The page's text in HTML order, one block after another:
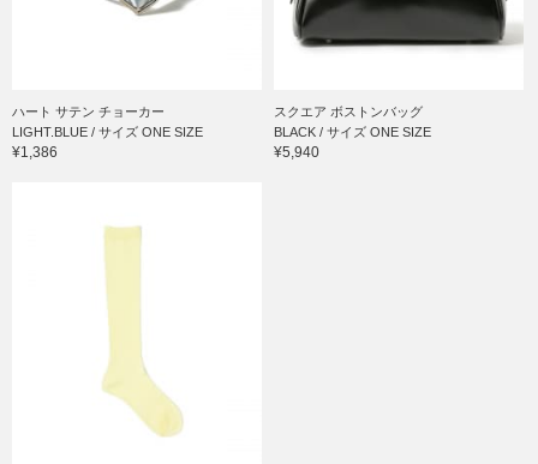
ハート サテン チョーカー
LIGHT.BLUE / サイズ ONE SIZE
¥1,386
スクエア ボストンバッグ
BLACK / サイズ ONE SIZE
¥5,940